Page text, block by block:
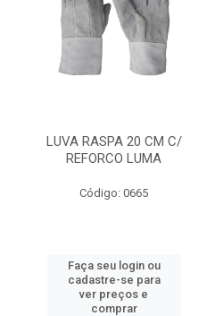
LUVA RASPA 20 CM C/
REFORCO LUMA
Código: 0665
Faça seu login ou
cadastre-se para
ver preços e
comprar